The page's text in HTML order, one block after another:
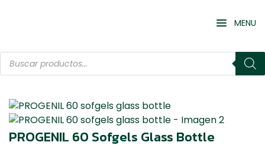
MENU
PROGENIL 60 Sofgels Glass Bottle